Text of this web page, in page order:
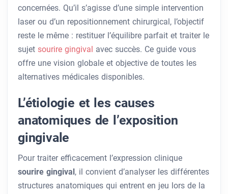
concernées. Qu’il s’agisse d’une simple intervention
laser ou d’un repositionnement chirurgical, l’objectif
reste le même : restituer l’équilibre parfait et traiter le
sujet sourire gingival avec succès. Ce guide vous
offre une vision globale et objective de toutes les
alternatives médicales disponibles.
L’étiologie et les causes
anatomiques de l’exposition
gingivale
Pour traiter efficacement l’expression clinique
sourire gingival , il convient d’analyser les différentes
structures anatomiques qui entrent en jeu lors de la